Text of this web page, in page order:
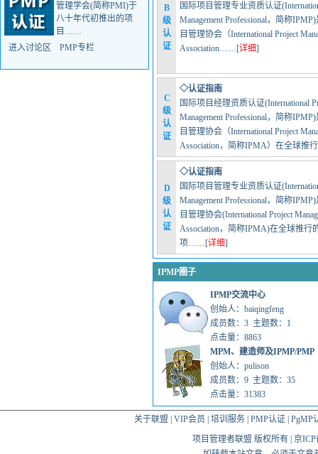
管理学会(简称PMI)于
八十年代初推出的项
目……
进入讨论区
PMP专栏
B
级
认
证
国际项目管理专业资质认证
Management Professional，简称
目管理协会（International Project
Association……[详细]
C
级
认
证
◇认证指南
国际项目经理资质认证(International
Management Professional，简称
目管理协会（International Project
Association，简称IPMA）在全球
D
级
认
证
◇认证指南
国际项目管理专业资质认证
Management Professional，简称
目管理协会(International Project
Association，简称IPMA)在全球推行
项……[详细]
IPMP圈子
IPMP交流中心
创始人： baiqingfeng
成员数：3 主题数：1
点击量：8863
MPM、建造师及IPMP/PMP
创始人： pulison
成员数：9 主题数：35
点击量：31383
关于联盟 VIP会员 培训服务 PMP认证
PgMP
项目管理者联盟 版权所有 | 京ICP